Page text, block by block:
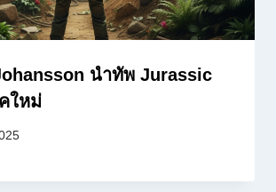
นำทัพ Jurassic
ใหม่